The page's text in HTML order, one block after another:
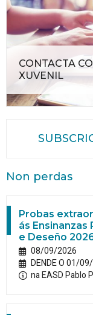
CONTACTA
XUVENIL
Non perdas
Probas
ás
e Deseño
08/09/2026
DENDE O 01/
na EASD Pablo